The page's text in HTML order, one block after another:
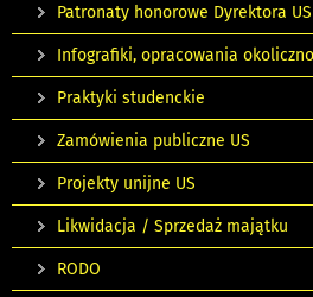
Patronaty honorowe Dyrektora US
Infografiki, opracowania
Praktyki studenckie
Zamówienia publiczne US
Projekty unijne US
Likwidacja / Sprzedaż majątku
RODO